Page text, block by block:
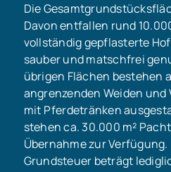
Die
Davon entfallen rund
vollständig gepflasterte
sauber und matschfrei
übrigen Flächen bestehen
angrenzenden Weiden und
mit Pferdetränken
stehen ca. 30.000 m²
Übernahme zur
Grundsteuer beträgt